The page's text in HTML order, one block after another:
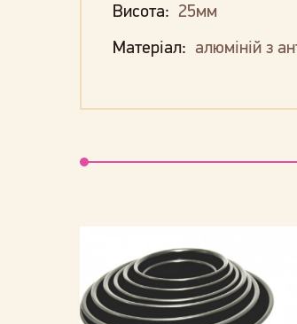
Висота: 25мм
Матеріал: алюміній з